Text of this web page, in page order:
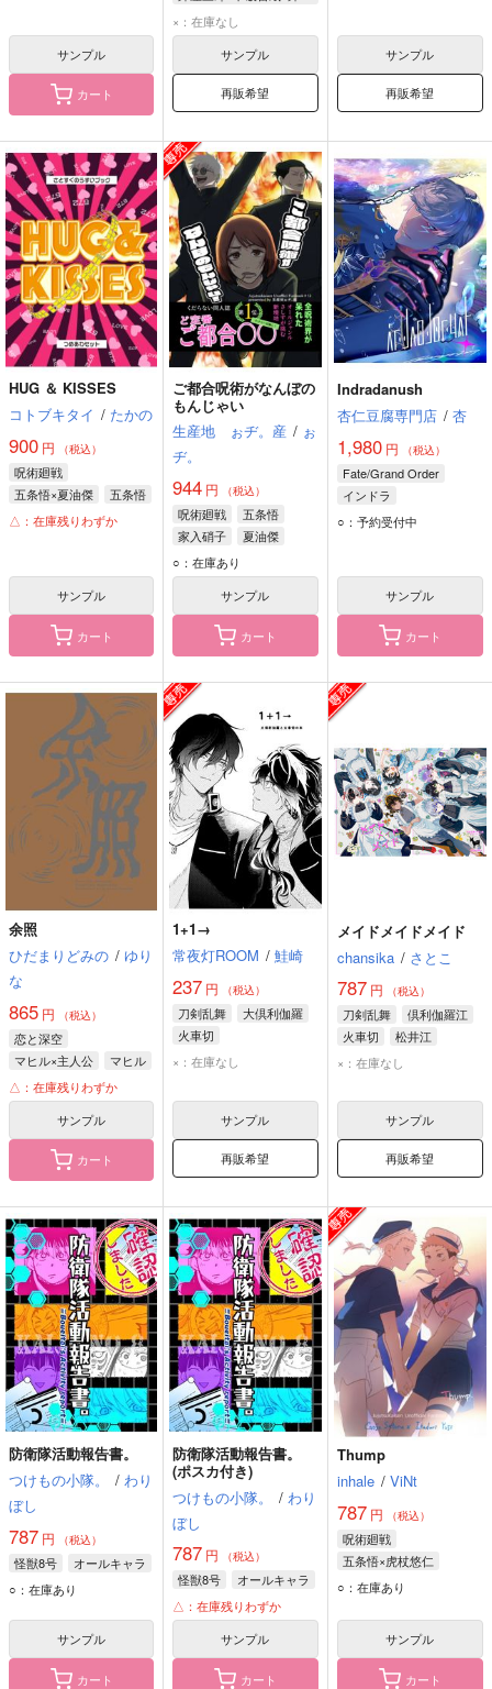
サンプル
カート
不破雷蔵
×：在庫なし
サンプル
再販希望
サンプル
再販希望
HUG ＆ KISSES
コトブキタイ / たかの
900 円 （税込）
呪術廻戦
五条悟×夏油傑
五条悟
夏油傑
△：在庫残りわずか
サンプル
カート
ご都合呪術がなんぼの
もんじゃい
生産地 ぉヂ。産 / ぉ
ヂ。
944 円 （税込）
呪術廻戦
五条悟
家入硝子
夏油傑
○：在庫あり
サンプル
カート
Indradanush
杏仁豆腐専門店 / 杏
1,980円 （税込）
Fate/Grand Order
インドラ
○：予約受付中
サンプル
カート
余照
ひだまりどみの / ゆり
な
865 円 （税込）
恋と深空
マヒル×主人公
マヒル
主人公
△：在庫残りわずか
サンプル
カート
1+1→
常夜灯ROOM / 鮭崎
237 円 （税込）
刀剣乱舞
大倶利伽羅
火車切
×：在庫なし
サンプル
再販希望
メイドメイドメイド
chansika / さとこ
787円 （税込）
刀剣乱舞
倶利伽羅江
火車切
松井江
×：在庫なし
サンプル
再販希望
防衛隊活動報告書。
つけもの小隊。
/ わり
ぼし
787 円 （税込）
怪獣8号
オールキャラ
○：在庫あり
サンプル
カート
防衛隊活動報告書。
(ポスカ付き)
つけもの小隊。
/ わり
ぼし
787 円 （税込）
怪獣8号
オールキャラ
△：在庫残りわずか
サンプル
カート
Thump
inhale / ViNt
787円 （税込）
呪術廻戦
五条悟×虎杖悠仁
五条悟
虎杖悠仁
○：在庫あり
サンプル
カート